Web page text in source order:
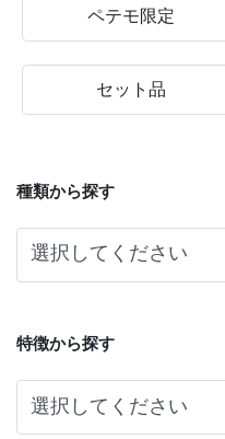
ペテモ限定
セット品
種類から探す
特徴から探す